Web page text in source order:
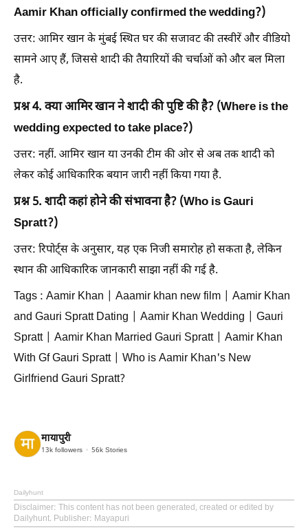
Aamir Khan officially confirmed the wedding?)
उत्तर: आमिर खान के मुंबई स्थित घर की सजावट की तस्वीरें और वीडियो
सामने आए हैं, जिससे शादी की तैयारियों की चर्चाओं को और बल मिला
है.
प्रश्न 4. क्या आमिर खान ने शादी की पुष्टि की है? (Where is the
wedding expected to take place?)
उत्तर: नहीं. आमिर खान या उनकी टीम की ओर से अब तक शादी को
लेकर कोई आधिकारिक बयान जारी नहीं किया गया है.
प्रश्न 5. शादी कहां होने की संभावना है? (Who is Gauri
Spratt?)
उत्तर: रिपोर्ट्स के अनुसार, यह एक निजी समारोह हो सकता है, लेकिन
स्थान की आधिकारिक जानकारी साझा नहीं की गई है.
Tags : Aamir Khan | Aaamir khan new film | Aamir Khan
and Gauri Spratt Dating | Aamir Khan Wedding | Gauri
Spratt | Aamir Khan Married Gauri Spratt | Aamir Khan
With Gf Gauri Spratt | Who is Aamir Khan's New
Girlfriend Gauri Spratt?
मायापुरी
13k followers 56k Stories
Dailyhunt
Disclaimer: This content has not been generated, created or edited by
Dailyhunt. Publisher: Mayapuri